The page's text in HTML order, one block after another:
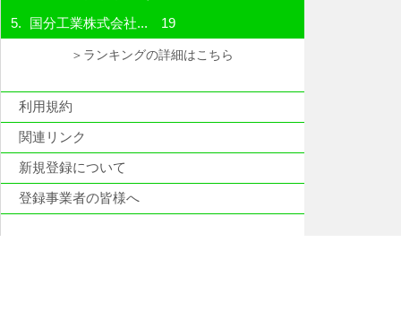
国分工業株式会社... 19
＞ランキングの詳細はこちら
利用規約
関連リンク
新規登録について
登録事業者の皆様へ